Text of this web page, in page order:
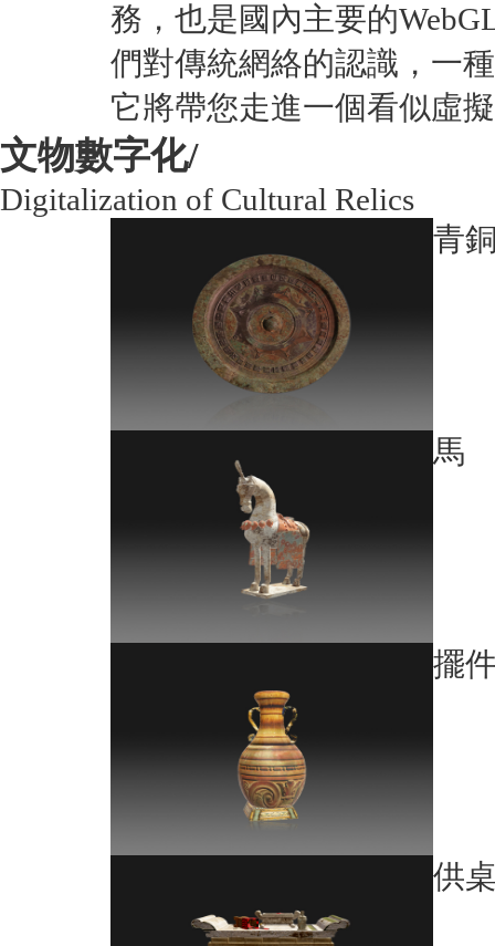
務，也是國內主要的
們對傳統網絡的認識，一
它將帶您走進一個看似虛
文物數字化/
Digitalization of Cultural Relics
青
馬
擺
供